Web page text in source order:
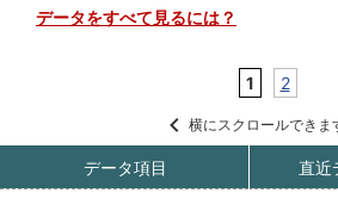
データをすべて見るには？
1 2
横にスクロールできま
データ項目 直近